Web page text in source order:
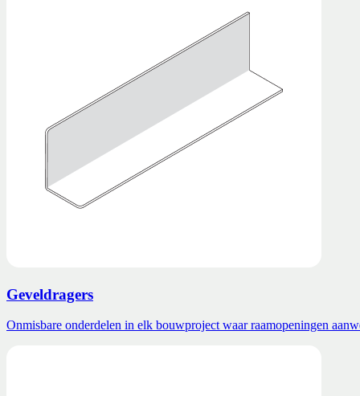
Geveldragers
Onmisbare onderdelen in elk bouwproject waar raamopeningen